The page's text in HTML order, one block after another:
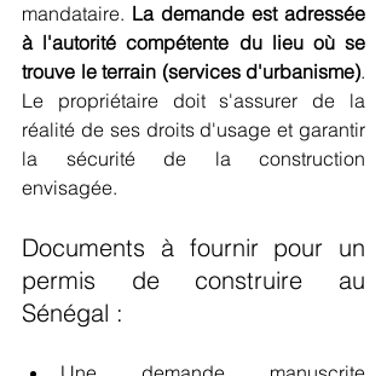
mandataire. La demande est adressée
à l'autorité compétente du lieu où se
trouve le terrain (services d'urbanisme).
Le propriétaire doit s'assurer de la
réalité de ses droits d'usage et garantir
la sécurité de la construction
envisagée.
Documents à fournir pour un
permis de construire au
Sénégal :